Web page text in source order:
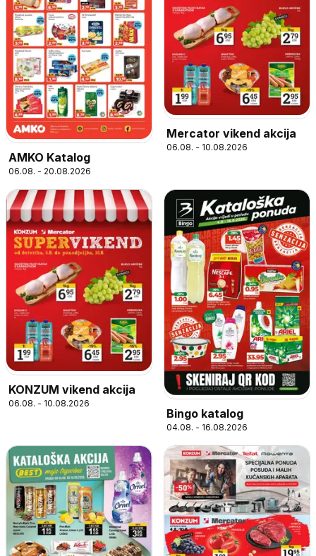
AMKO Katalog
06.08. - 20.08.2026
Mercator vikend akcija
06.08. - 10.08.2026
KONZUM vikend akcija
06.08. - 10.08.2026
Bingo katalog
04.08. - 16.08.2026